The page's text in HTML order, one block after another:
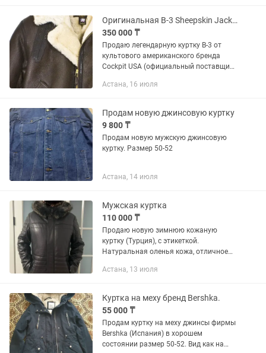
Оригинальная B-3 Sheepskin Jacket Cockpit USA новая дубленка куртка авиатор
350 000 ₸
Продаю легендарную куртку B-3 от
культового американского бренда
Cockpit USA (официальный поставщик
маркет, а вещь экстра-класса для тех,
Астана, 16 июля
Продам новую джинсовую куртку
9 800 ₸
Продам новую мужскую джинсовую
куртку. Размер 50-52
Астана, 14 июля
Мужская куртка
110 000 ₸
Продаю новую зимнюю кожаную
куртку (Турция), с этикеткой.
Натуральная оленья кожа, отличное
разу не надета. Идеальный кит для
Астана, 13 июля
Куртка на меху бренд Bershka.
55 000 ₸
Продам куртку на меху джинсы фирмы
Bershka (Испания) в хорошем
состоянии размер 50-52. Вид как на